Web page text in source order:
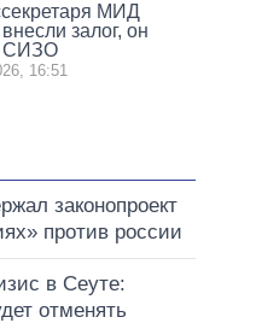
МИД
залог, он
СИЗО
16:51
законопроект
против россии
в Сеуте:
отменять